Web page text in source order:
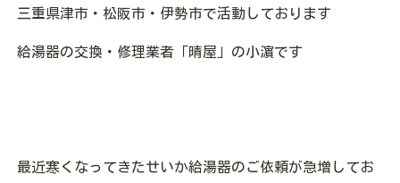
三重県津市・松阪市・伊勢市で活動しております
給湯器の交換・修理業者「晴屋」の小濵です
最近寒くなってきたせいか給湯器のご依頼が急増してお